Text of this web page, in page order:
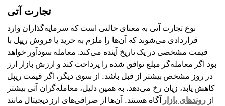
تجارت آتی
نوع تجارت آتی به معنای حالتی است که سرمایه‌گذاران وارد
قراردادی می‌شوند که آن‌ها را ملزم به خرید یا فروش ریپل با
قیمت مشخصی در یک تاریخ آینده می‌کند. معامله سودآور خواهد
بود اگر معامله‌گر مبلغ توافق شده را پرداخت کند و ارزش بازار ارز
در روز مشخص بیشتر از قبل باشد. از سوی دیگر، اگر قیمت ریپل
کاهش یابد، زیان رخ می‌دهد. به همین دلیل، معامله‌گران آتی بیشتر
ازروندهای بازار آگاه هستند. آن‌ها از صرافی‌های ارز دیجیتال مانند